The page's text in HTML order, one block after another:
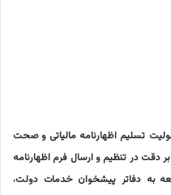
تسلیم اظهارنامه مالیاتی و صحت
دقت در تنظیم و ارسال فرم اظهارنامه
به دفاتر پیشخوان خدمات دولت،